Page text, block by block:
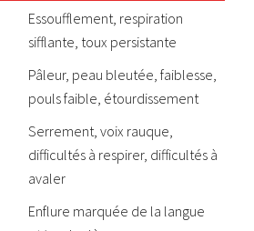
Essoufflement, respiration
sifflante, toux persistante
Pâleur, peau bleutée, faiblesse,
pouls faible, étourdissement
Serrement, voix rauque,
difficultés à respirer, difficultés à
avaler
Enflure marquée de la langue